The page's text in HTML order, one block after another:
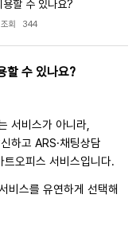
용할 수 있나요?
조회 344
할 수 있나요?
서비스가 아니라,
하고 ARS·채팅상담
트오피스 서비스입니다.
비스를 유연하게 선택해